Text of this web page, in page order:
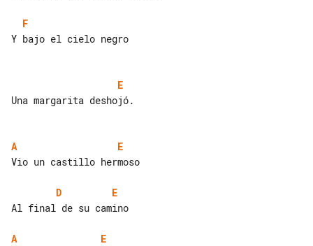
F
Y bajo el cielo negro
E
Una margarita deshojó.
A
E
Vio un castillo hermoso
D
E
Al final de su camino
A
E